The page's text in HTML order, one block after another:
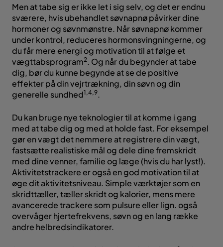
Men at tabe sig er ikke let i sig selv, og det er endnu
sværere, hvis ubehandlet søvnapnø påvirker dine
hormoner og søvnmønstre. Når søvnapnø kommer
under kontrol, reduceres hormonsvingningerne, og
du får mere energi og motivation til at følge et
vægttabsprogram2. Og når du begynder at tabe
dig, bør du kunne begynde at se de positive
effekter på din vejrtrækning, din søvn og din
generelle sundhed1,4,9.
Du kan bruge nye teknologier til at komme i gang
med at tabe dig og med at holde fast. For eksempel
gør en vægt det nemmere at registrere din vægt,
fastsætte realistiske mål og dele dine fremskridt
med dine venner, familie og læge (hvis du har lyst!).
Aktivitetstrackere er også en god motivation til at
øge dit aktivitetsniveau. Simple værktøjer som en
skridttæller, tæller skridt og kalorier, mens mere
avancerede trackere som pulsure eller lign. også
overvåger hjertefrekvens, søvn og en lang række
andre helbredsindikatorer.